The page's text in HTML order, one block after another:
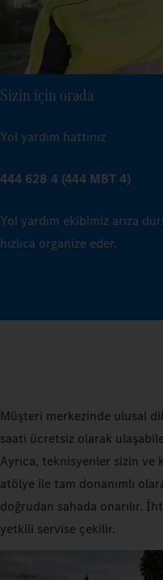
Sizin için orada
Yol yardım hattınız
444 628 4 (444 MBT 4)
Yol yardım ekibimiz arıza
hızlıca organize eder.
Müşteri merkezinde ulusal
saati ücretsiz olarak
Ayrıca, teknisyenler sizin
atölye ile tam donanımlı
doğrudan sahada onarılır.
yetkili servise çekilir.